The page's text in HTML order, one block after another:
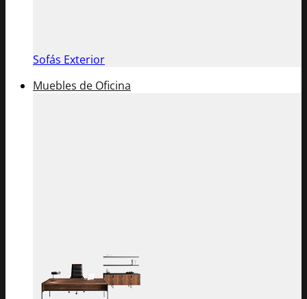
Sofás Exterior
Muebles de Oficina